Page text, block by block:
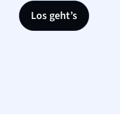
Los geht’s